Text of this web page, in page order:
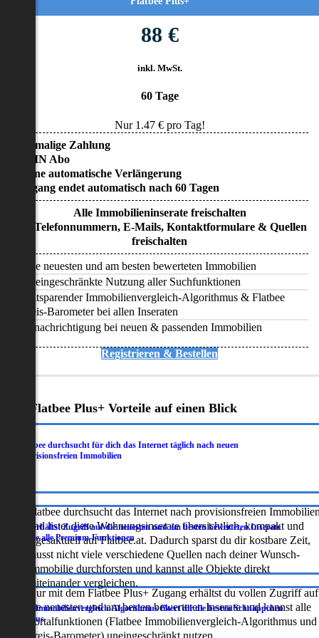
88 €
inkl. MwSt.
60 Tage
Nur 1.47€ pro Tag!
• Einmalige Zahlung
• KEIN Abo
• Keine automatische Verlängerung
• Zugang endet automatisch nach 60 Tagen
Alle Immobilieninserate freischalten
Alle Telefonnummern, E-Mails, Kontaktformulare & Quellen
freischalten
Alle neuesten und am besten bewerteten Immobilien
Uneingeschränkte Nutzung aller Suchfunktionen
Zeitsparender Immobilienvergleich-Algorithmus & Flatbee
Preis-Barometer bei allen Inseraten
Benachrichtigung bei neuen & passenden Immobilien
Registrieren & Bestellen
Flatbee Plus+ Vorteile auf einen Blick
Flatbee durchsucht für dich das Internet täglich nach neuen
provisionsfreien Immobilien
Flatbee durchsucht das Internet nach provisionsfreien
und listet diese Wohnungsinserate übersichtlich, kompakt und
tagesaktuell auf Flatbee.at. Dadurch sparst du dir kostbare Zeit,
musst nicht viele verschiedene Quellen nach deiner Wunsch-
Immobilie durchforsten und kannst alle Objekte direkt
miteinander vergleichen.
Du erhältst Zugriff auf die neuesten und am besten bewerteten Inserate
sowie alle Premium-Funktionen
Nur mit dem Flatbee Plus+ Zugang erhältst du vollen Zugriff auf
die neuesten und am besten bewerteten Inserate und kannst alle
Portalfunktionen (Flatbee Immobilienvergleich-Algorithmus und
Der Immobilienvergleich-Algorithmus filtert dir die besten Schnäppchen
heraus